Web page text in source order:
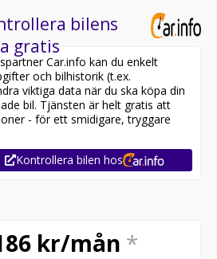
bilens
gratis
Car.info kan du enkelt
och bilhistorik (t.ex.
viktiga data när du ska köpa din
bil. Tjänsten är helt gratis att
- för ett smidigare, tryggare
Kontrollera bilen hos
kr/mån *